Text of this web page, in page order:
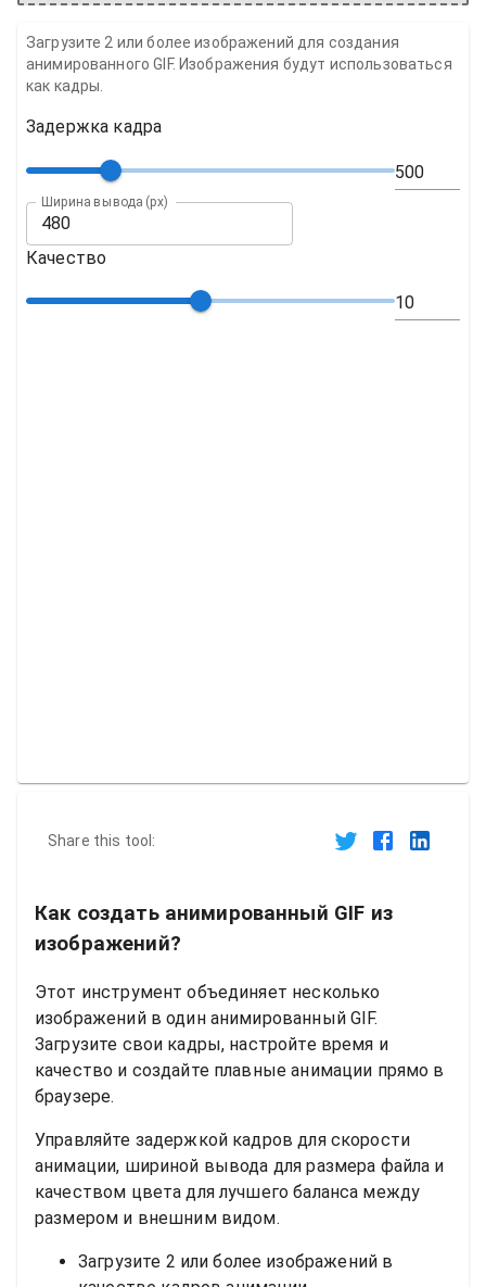
Загрузите 2 или более изображений для создания
анимированного GIF. Изображения будут использоваться
как кадры.
Задержка кадра
Ширина вывода (px)
Качество
Share this tool:
Как создать анимированный GIF из
изображений?
Этот инструмент объединяет несколько
изображений в один анимированный GIF.
Загрузите свои кадры, настройте время и
качество и создайте плавные анимации прямо в
браузере.
Управляйте задержкой кадров для скорости
анимации, шириной вывода для размера файла и
качеством цвета для лучшего баланса между
размером и внешним видом.
Загрузите 2 или более изображений в